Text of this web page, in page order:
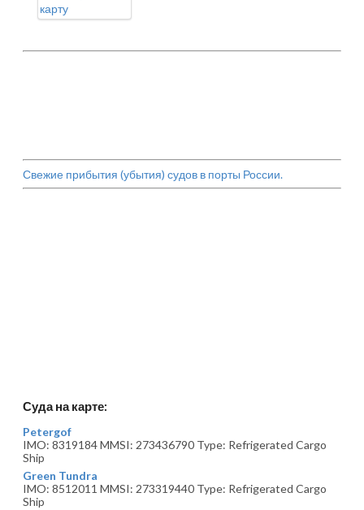
карту
Свежие прибытия (убытия) судов в порты России.
Суда на карте:
Petergof
IMO: 8319184 MMSI: 273436790 Type: Refrigerated Cargo
Ship
Green Tundra
IMO: 8512011 MMSI: 273319440 Type: Refrigerated Cargo
Ship